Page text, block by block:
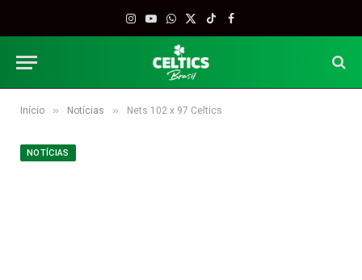
Instagram
YouTube
WhatsApp
X
TikTokFacebook
Início » Notícias » Nets 102 x 97 Celtics
NOTÍCIAS